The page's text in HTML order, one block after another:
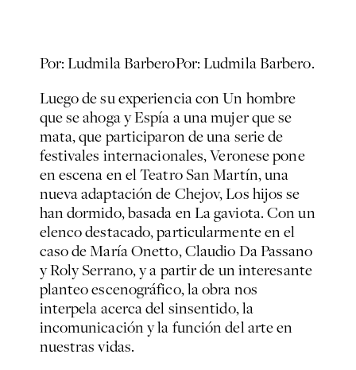
Por: Ludmila BarberoPor: Ludmila Barbero.
Luego de su experiencia con Un hombre
que se ahoga y Espía a una mujer que se
mata, que participaron de una serie de
festivales internacionales, Veronese pone
en escena en el Teatro San Martín, una
nueva adaptación de Chejov, Los hijos se
han dormido, basada en La gaviota. Con un
elenco destacado, particularmente en el
caso de María Onetto, Claudio Da Passano
y Roly Serrano, y a partir de un interesante
planteo escenográfico, la obra nos
interpela acerca del sinsentido, la
incomunicación y la función del arte en
nuestras vidas.